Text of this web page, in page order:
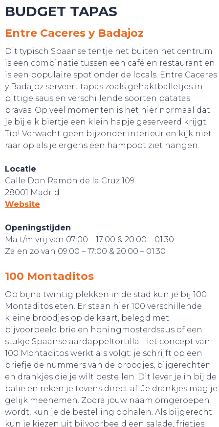
GA UIT!
BUDGET TAPAS
Entre Caceres y Badajoz
Dit typisch Spaanse tentje net buiten het centrum
is een combinatie tussen een café en restaurant en
is een populaire spot onder de locals. Entre Caceres
y Badajoz serveert tapas zoals gehaktballetjes in
pittige saus en verschillende soorten patatas
bravas. Op veel momenten is het hier normaal dat
je bij elk biertje een klein hapje geserveerd krijgt.
Tip! Verwacht geen bijzonder interieur en kijk niet
raar op als je ergens een hampoot ziet hangen.
Locatie
Calle Don Ramon de la Cruz 109
28001 Madrid
Website
Openingstijden
Ma t/m vrij van 07:00 – 17:00 & 20:00 – 01:30
Za en zo van 09:00 – 17:00 & 20:00 – 01:30
100 Montaditos
Op bijna twintig plekken in de stad kun je bij 100
Montaditos eten. Er staan hier 100 verschillende
kleine broodjes op de kaart, belegd met
bijvoorbeeld brie en honingmosterdsaus of een
stukje Spaanse aardappeltortilla. Het concept van
100 Montaditos werkt als volgt: je schrijft op een
briefje de nummers van de broodjes, bijgerechten
en drankjes die je wilt bestellen. Dit lever je in bij de
balie en reken je tevens direct af. Je drankjes mag je
gelijk meenemen. Zodra jouw naam omgeroepen
wordt, kun je de bestelling ophalen. Als bijgerecht
kun je kiezen uit bijvoorbeeld een salade, frietjes